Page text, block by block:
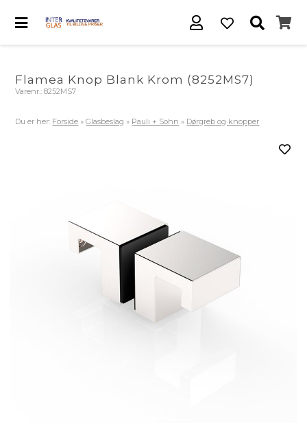
Flamea Knop Blank Krom (8252MS7)
Varenr.:8252MS7
Du er her: Forside »Glasbeslag » Pauli + Sohn » Dørgreb og knopper